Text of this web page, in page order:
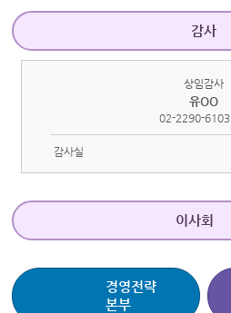
감사
상임감사
유OO
02-2290-6103
감사실
이사회
경영전략
본부